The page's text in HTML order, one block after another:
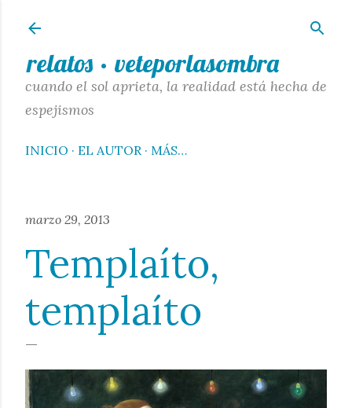
relatos · veteporlasombra
cuando el sol aprieta, la realidad está hecha de
espejismos
INICIO EL AUTOR MÁS…
marzo 29, 2013
Templaíto,
templaíto